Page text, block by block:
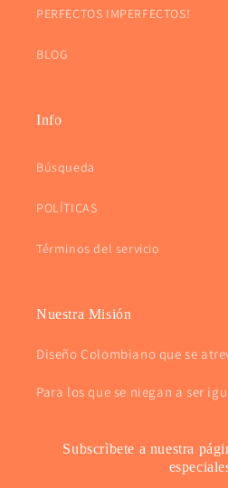
PERFECTOS IMPERFECTOS!
BLOG
Info
Búsqueda
POLÍTICAS
Términos del servicio
Nuestra Misión
Diseño Colombiano que se
Para los que se niegan a ser
Subscrìbete a nuestra